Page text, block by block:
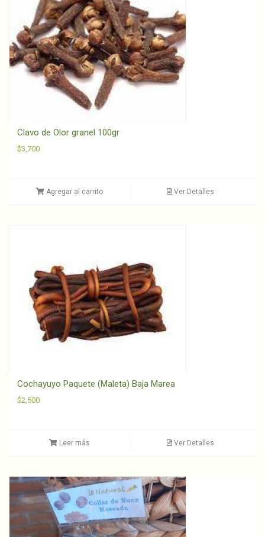
Clavo de Olor granel 100gr
$3,700
Agregar al carrito Ver Detalles
Cochayuyo Paquete (Maleta) Baja Marea
$2,500
Leer más Ver Detalles